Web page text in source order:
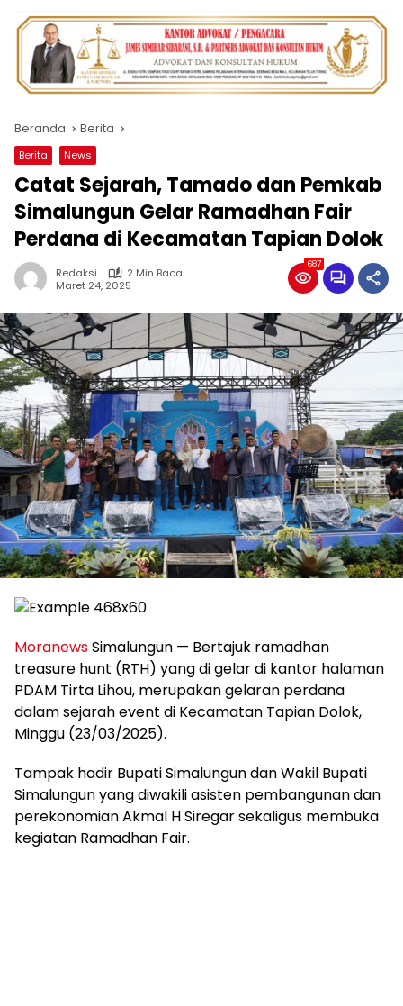
Beranda Berita
Berita News
Catat Sejarah, Tamado dan Pemkab
Simalungun Gelar Ramadhan Fair
Perdana di Kecamatan Tapian Dolok
Redaksi
2 Min Baca
Maret 24, 2025
687
MoranewsSimalungun — Bertajuk ramadhan
treasure hunt (RTH) yang di gelar di kantor halaman
PDAM Tirta Lihou, merupakan gelaran perdana
dalam sejarah event di Kecamatan Tapian Dolok,
Minggu (23/03/2025).
Tampak hadir Bupati Simalungun dan Wakil Bupati
Simalungun yang diwakili asisten pembangunan dan
perekonomian Akmal H Siregar sekaligus membuka
kegiatan Ramadhan Fair.